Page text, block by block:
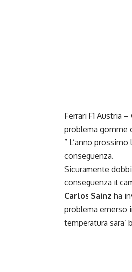
Ferrari F1 Austria –
problema gomme
” L’anno
conseguenza.
Sicuramente
conseguenza il
Carlos Sainz ha
problema emerso
temperatura sara’